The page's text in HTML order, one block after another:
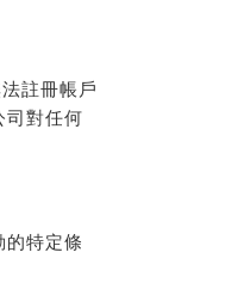
註冊帳戶
司對任何
特定條